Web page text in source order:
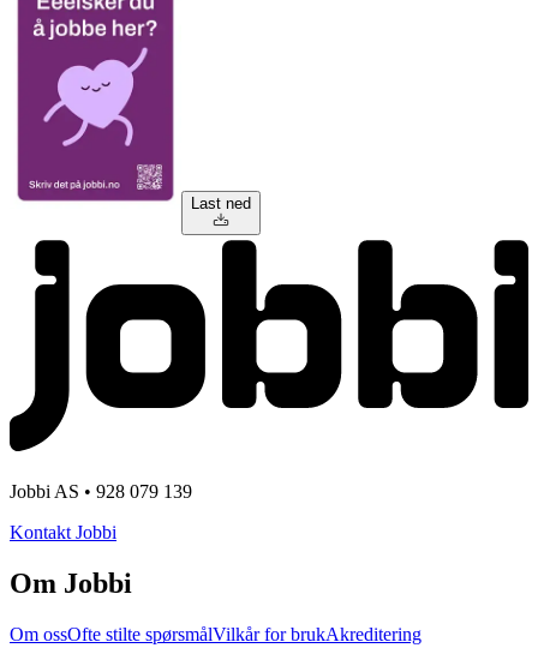
Last ned
Jobbi AS • 928 079 139
Kontakt Jobbi
Om Jobbi
Om ossOfte stilte spørsmålVilkår for brukAkreditering